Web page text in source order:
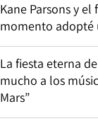
Kane Parsons y
momento adopté
La fiesta eterna
mucho a los
Mars”